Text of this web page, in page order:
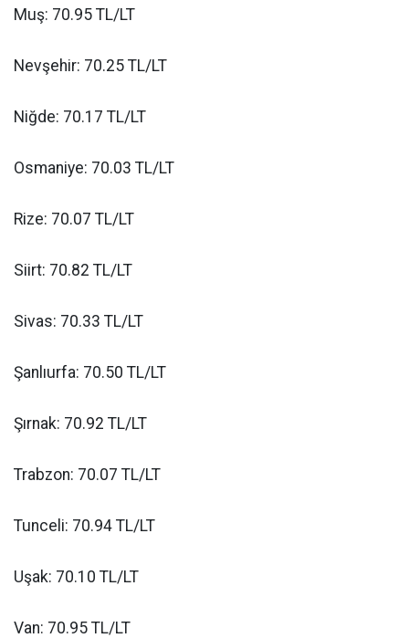
Muş: 70.95 TL/LT
Nevşehir: 70.25 TL/LT
Niğde: 70.17 TL/LT
Osmaniye: 70.03 TL/LT
Rize: 70.07 TL/LT
Siirt: 70.82 TL/LT
Sivas: 70.33 TL/LT
Şanlıurfa: 70.50 TL/LT
Şırnak: 70.92 TL/LT
Trabzon: 70.07 TL/LT
Tunceli: 70.94 TL/LT
Uşak: 70.10 TL/LT
Van: 70.95 TL/LT